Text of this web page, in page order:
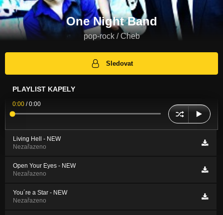
One Night Band
pop-rock / Cheb
Sledovat
PLAYLIST KAPELY
0:00 /0:00
Living Hell - NEW
Nezařazeno
Open Your Eyes - NEW
Nezařazeno
You´re a Star - NEW
Nezařazeno